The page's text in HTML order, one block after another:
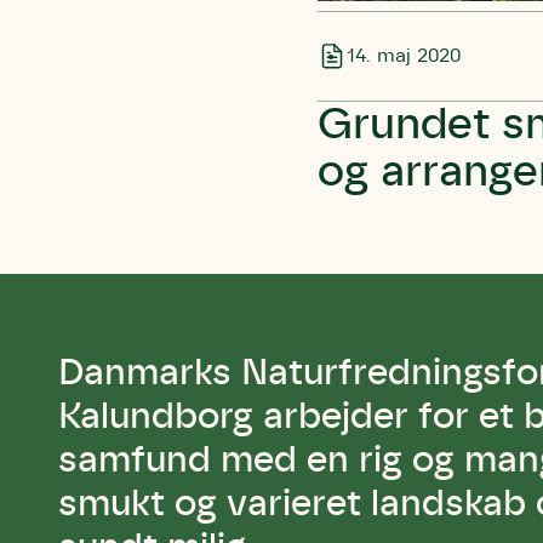
14. maj 2020
Grundet
og
Danmarks
Kalundborg arbejder for et
samfund med en rig og
smukt og varieret landskab